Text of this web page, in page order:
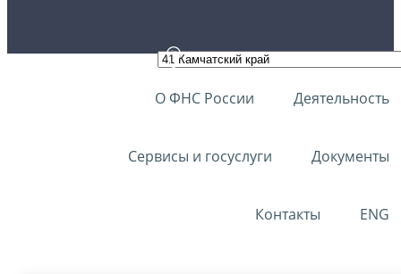
О ФНС России Деятельность
Сервисы и госуслуги Документы
Контакты ENG